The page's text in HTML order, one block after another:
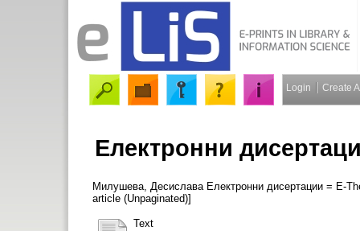
Login Create
Електронни
Милушева, Десислава Електронни дисертации = E-
article (Unpaginated)]
Text